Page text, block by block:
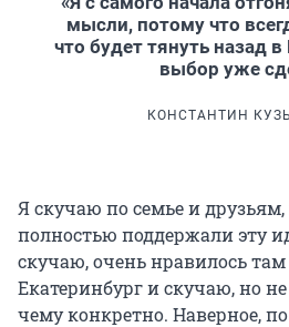
мысли, потому что
что будет тянуть назад в
выбор уже
КОНСТАНТИН
Я скучаю по семье и друзьям,
полностью поддержали эту
скучаю, очень нравилось
Екатеринбург и скучаю, но
чему конкретно. Наверное,